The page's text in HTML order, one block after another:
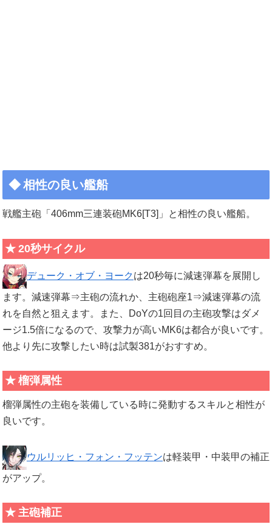
相性の良い艦船
戦艦主砲「406mm三連装砲MK6[T3]」と相性の良い艦船。
20秒サイクル
デューク・オブ・ヨークは20秒毎に減速弾幕を展開し
ます。減速弾幕⇒主砲の流れか、主砲砲座1⇒減速弾幕の流
れを自然と狙えます。また、DoYの1回目の主砲攻撃はダメ
ージ1.5倍になるので、攻撃力が高いMK6は都合が良いです。
他より先に攻撃したい時は試製381がおすすめ。
榴弾属性
榴弾属性の主砲を装備している時に発動するスキルと相性が
良いです。
ウルリッヒ・フォン・フッテンは軽装甲・中装甲の補正
がアップ。
主砲補正